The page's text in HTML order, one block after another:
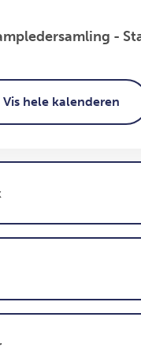
-
Vis hele kalenderen